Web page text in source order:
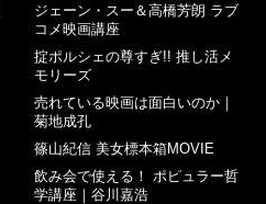
ジェーン・スー＆高橋芳朗 ラブ
コメ映画講座
掟ポルシェの尊すぎ!! 推し活メ
モリーズ
売れている映画は面白いのか｜
菊地成孔
篠山紀信 美女標本箱MOVIE
飲み会で使える！ ポピュラー哲
学講座｜谷川嘉浩